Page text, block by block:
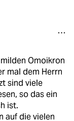
Omoikron
mal dem Herrn
sind viele
so das ein
ist.
auf die vielen